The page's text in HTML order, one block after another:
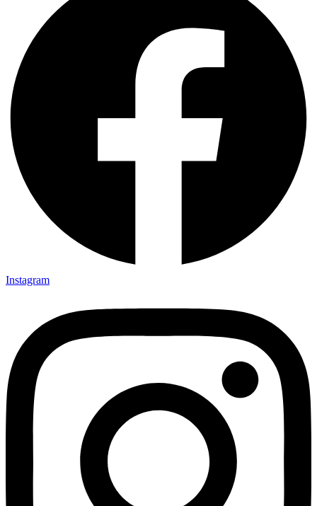
Instagram